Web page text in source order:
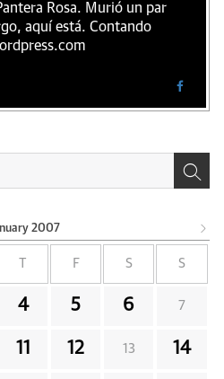
Rosa. Murió un par
aquí está. Contando
2007
F S S
4 5 6 7
11 12 13 14